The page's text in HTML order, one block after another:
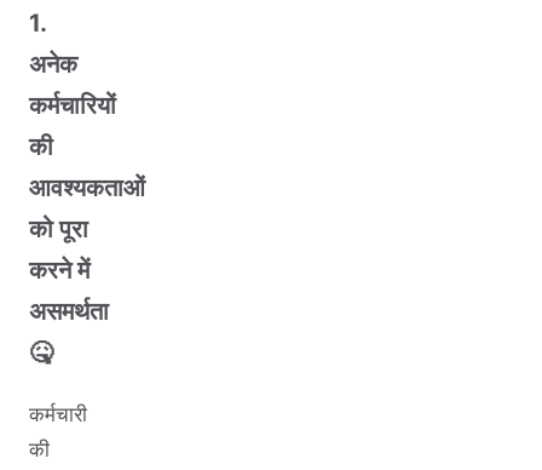
1.
अनेक
कर्मचारियों
की
आवश्यकताओं
को पूरा
करने में
असमर्थता
🤒
कर्मचारी
की